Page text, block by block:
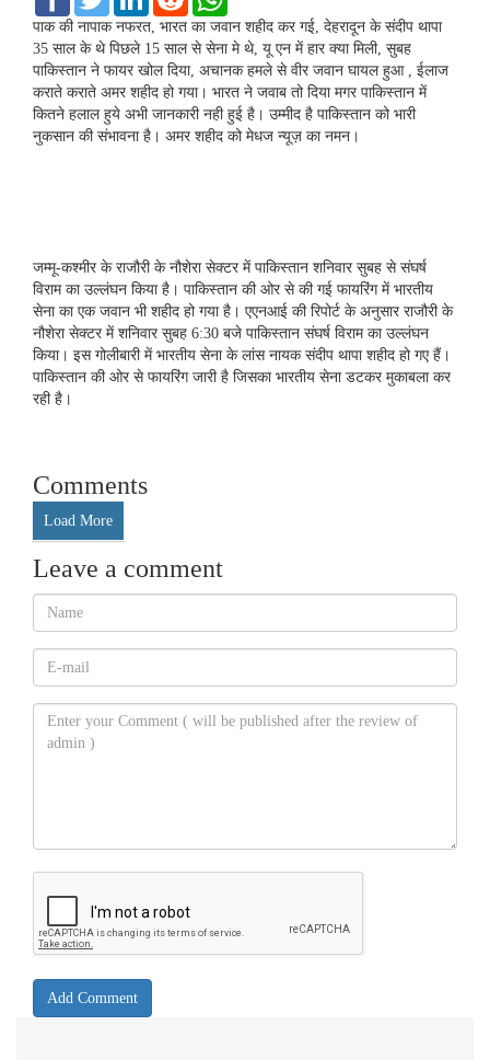
c
e
o
o
k
i
t
e
r
n
k
e
d
I
n
d
d
t
a
t
A
p
p
पाक की नापाक नफरत, भारत का जवान शहीद कर गई, देहरादून के संदीप थापा
35 साल के थे पिछले 15 साल से सेना मे थे, यू एन में हार क्या मिली, सुबह
पाकिस्तान ने फायर खोल दिया, अचानक हमले से वीर जवान घायल हुआ , ईलाज
कराते कराते अमर शहीद हो गया। भारत ने जवाब तो दिया मगर पाकिस्तान में
कितने हलाल हुये अभी जानकारी नही हुई है। उम्मीद है पाकिस्तान को भारी
नुकसान की संभावना है। अमर शहीद को मेधज न्यूज़ का नमन।
जम्मू-कश्मीर के राजौरी के नौशेरा सेक्टर में पाकिस्तान शनिवार सुबह से संघर्ष
विराम का उल्लंघन किया है। पाकिस्तान की ओर से की गई फायरिंग में भारतीय
सेना का एक जवान भी शहीद हो गया है। एएनआई की रिपोर्ट के अनुसार राजौरी के
नौशेरा सेक्टर में शनिवार सुबह 6:30 बजे पाकिस्तान संघर्ष विराम का उल्लंघन
किया। इस गोलीबारी में भारतीय सेना के लांस नायक संदीप थापा शहीद हो गए हैं।
पाकिस्तान की ओर से फायरिंग जारी है जिसका भारतीय सेना डटकर मुकाबला कर
रही है।
Comments
Load More
Leave a comment